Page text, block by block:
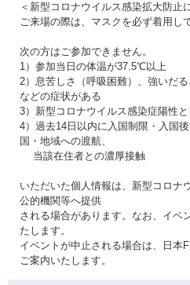
＜新型コロナウイルス感染拡大防止
ご来場の際は、マスクを必ず着用し
次の方はご参加できません。
1）参加当日の体温が37.5℃以上
2）息苦しさ（呼吸困難）、強いだ
などの症状がある
3）新型コロナウイルス感染症陽性
4）過去14日以内に入国制限・入国
国・地域への渡航、
当該在住者との濃厚接触
いただいた個人情報は、新型コロナ
公的機関等へ提供
される場合があります。なお、イベ
たします。
イベントが中止される場合は、日本
ご案内いたします。